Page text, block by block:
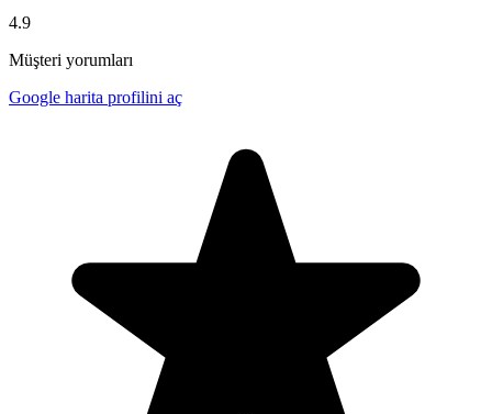
4.9
Müşteri yorumları
Google harita profilini aç